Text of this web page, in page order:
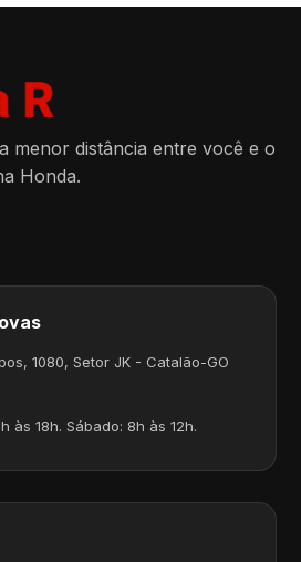
menor distância entre você e o
Honda.
1080, Setor JK - Catalão-GO
às 18h. Sábado: 8h às 12h.